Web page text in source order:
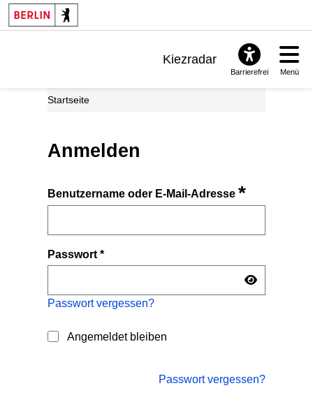
Kiezradar
Barrierefrei Menü
Startseite
Anmelden
Benutzername oder E-Mail-Adresse*
Passwort*
Passwort vergessen?
Angemeldet bleiben
Passwort vergessen?